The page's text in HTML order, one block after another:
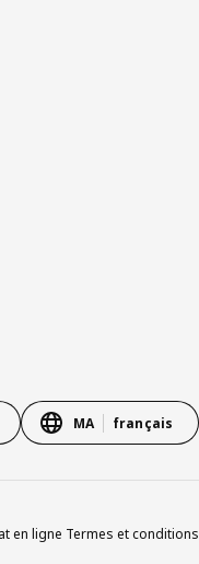
MA français
en ligne Termes et conditions